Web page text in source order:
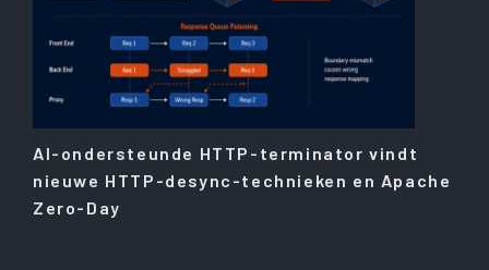
AI-ondersteunde HTTP-terminator vindt
nieuwe HTTP-desync-technieken en Apache
Zero-Day